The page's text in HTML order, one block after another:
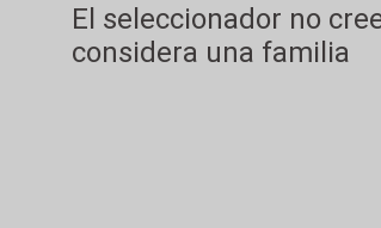
El seleccionador no
considera una familia